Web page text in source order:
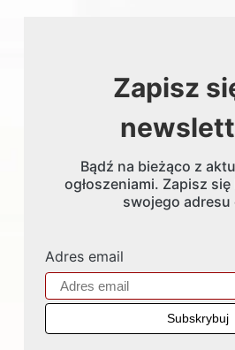
Zapisz
Bądź na bieżąco z
ogłoszeniami. Zapisz
swojego adresu
Adres email